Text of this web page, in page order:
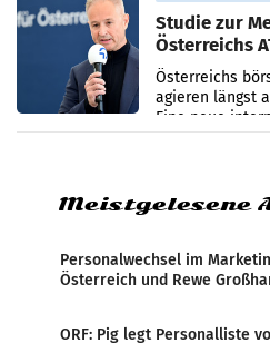
Studie zur
Österreichs
international
werden
Österreichs
agieren längst
Eine neue
Meistgelesene
Personalwechsel im
Österreich und Rewe
ORF: Pig legt Personalliste